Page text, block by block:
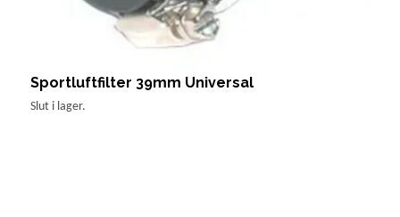
Sportluftfilter 39mm Universal
Slut i lager.